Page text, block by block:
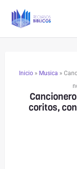
Inicio » Musica »
coritos,